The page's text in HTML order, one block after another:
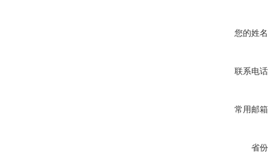
您的姓
联系电
常用邮
省